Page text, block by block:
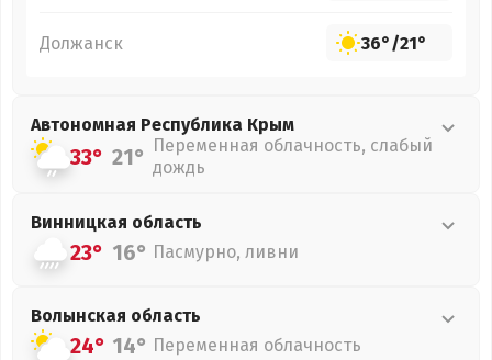
Должанск 36°/21°
Автономная Республика Крым
33° 21° Переменная облачность, слабый
дождь
Винницкая область
23° 16° Пасмурно, ливни
Волынская область
24° 14° Переменная облачность